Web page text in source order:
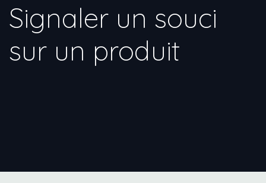
Signaler un souci
sur un produit